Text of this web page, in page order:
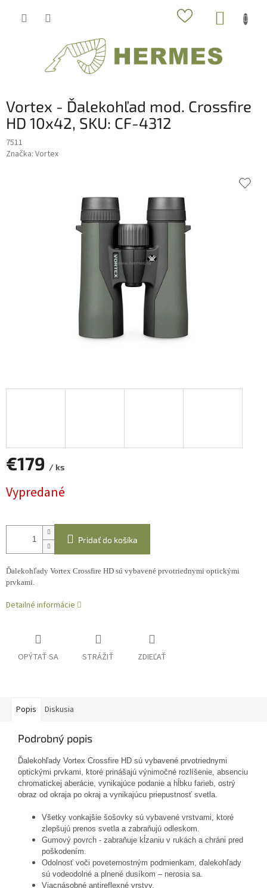
Vortex - Ďalekohľad mod. Crossfire
HD 10x42, SKU: CF-4312
7511
Značka: Vortex
€179 / ks
cena:
Vypredané
Pridať do košíka
Ďalekohľady Vortex Crossfire HD sú vybavené prvotriednymi optickými
prvkami.
Detailné informácie
OPÝTAŤ SA STRÁŽIŤ ZDIEĽAŤ
Popis Diskusia
Podrobný popis
Ďalekohľady Vortex Crossfire HD sú vybavené prvotriednymi
optickými prvkami, ktoré prinášajú výnimočné rozlíšenie, absenciu
chromatickej aberácie, vynikajúce podanie a hĺbku farieb, ostrý
obraz od okraja po okraj a vynikajúcu priepustnosť svetla.
Všetky vonkajšie šošovky sú vybavené vrstvami, ktoré
zlepšujú prenos svetla a zabraňujú odleskom.
Gumový povrch - zabraňuje kĺzaniu v rukách a chráni pred
poškodením.
Odolnosť voči poveternostným podmienkam, ďalekohľady
sú vodeodolné a plnené dusíkom – nerosia sa.
Viacnásobné antireflexné vrstvy.